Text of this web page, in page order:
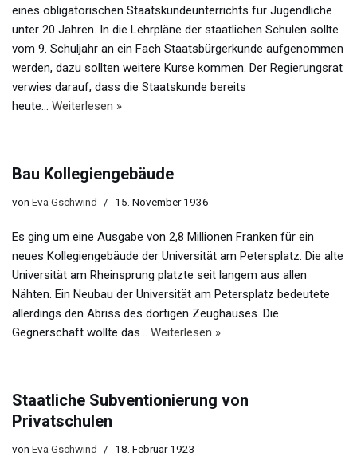
eines obligatorischen Staatskundeunterrichts für Jugendliche
unter 20 Jahren. In die Lehrpläne der staatlichen Schulen sollte
vom 9. Schuljahr an ein Fach Staatsbürgerkunde aufgenommen
werden, dazu sollten weitere Kurse kommen. Der Regierungsrat
verwies darauf, dass die Staatskunde bereits
heute… Weiterlesen »
Bau Kollegiengebäude
von Eva Gschwind 15. November 1936
Es ging um eine Ausgabe von 2,8 Millionen Franken für ein
neues Kollegiengebäude der Universität am Petersplatz. Die alte
Universität am Rheinsprung platzte seit langem aus allen
Nähten. Ein Neubau der Universität am Petersplatz bedeutete
allerdings den Abriss des dortigen Zeughauses. Die
Gegnerschaft wollte das… Weiterlesen »
Staatliche Subventionierung von
Privatschulen
von Eva Gschwind 18. Februar 1923